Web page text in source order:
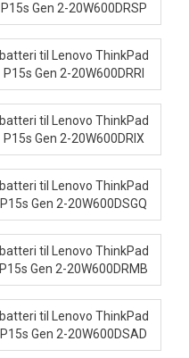
P15s Gen 2-20W600DRSP
batteri til Lenovo ThinkPad
P15s Gen 2-20W600DRRI
batteri til Lenovo ThinkPad
P15s Gen 2-20W600DRIX
batteri til Lenovo ThinkPad
P15s Gen 2-20W600DSGQ
batteri til Lenovo ThinkPad
P15s Gen 2-20W600DRMB
batteri til Lenovo ThinkPad
P15s Gen 2-20W600DSAD